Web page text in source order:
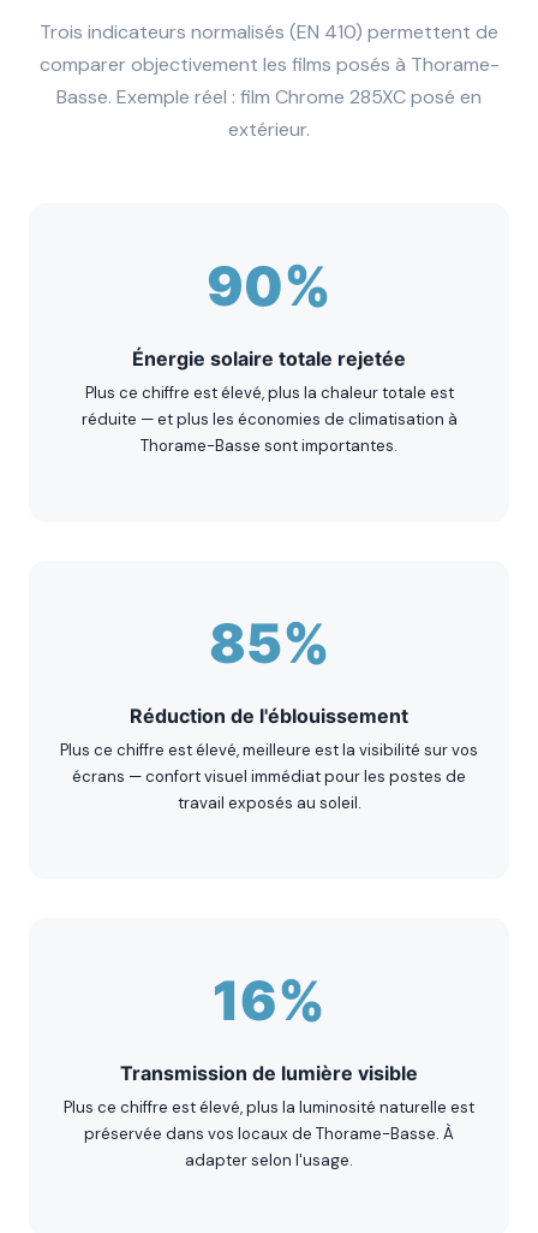
Trois indicateurs normalisés (EN 410) permettent de
comparer objectivement les films posés à Thorame-
Basse. Exemple réel : film Chrome 285XC posé en
extérieur.
90%
Énergie solaire totale rejetée
Plus ce chiffre est élevé, plus la chaleur totale est
réduite — et plus les économies de climatisation à
Thorame-Basse sont importantes.
85%
Réduction de l'éblouissement
Plus ce chiffre est élevé, meilleure est la visibilité sur vos
écrans — confort visuel immédiat pour les postes de
travail exposés au soleil.
16%
Transmission de lumière visible
Plus ce chiffre est élevé, plus la luminosité naturelle est
préservée dans vos locaux de Thorame-Basse. À
adapter selon l'usage.